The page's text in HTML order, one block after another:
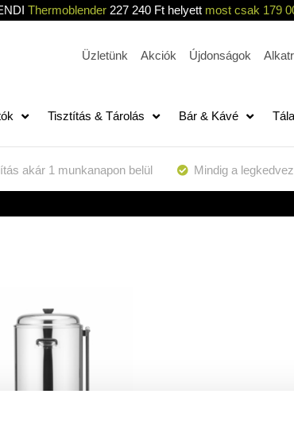
Thermoblender227 240 Ft helyett most csak 179
Üzletünk Akciók Újdonságok
Tisztítás & Tárolás Bár & Kávé
akár 1 munkanapon belül Mindig a